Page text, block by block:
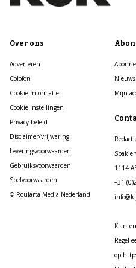
Over ons
Adverteren
Colofon
Cookie informatie
Cookie Instellingen
Privacy beleid
Disclaimer/vrijwaring
Leveringsvoorwaarden
Gebruiksvoorwaarden
Spelvoorwaarden
© Roularta Media Nederland
Mijn
1114
+31
Regel
op